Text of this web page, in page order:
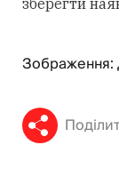
зберегти
Зображення: